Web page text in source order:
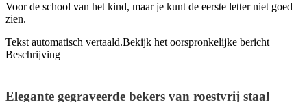
Voor de school van het kind, maar je kunt de eerste letter niet goed
zien.
Tekst automatisch vertaald.Bekijk het oorspronkelijke bericht
Beschrijving
Elegante gegraveerde bekers van roestvrij staal